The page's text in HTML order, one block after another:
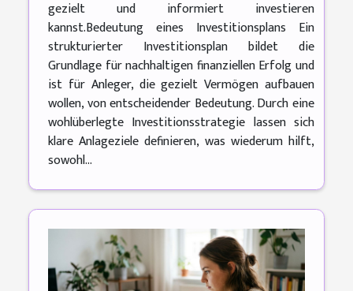
gezielt und informiert investieren
kannst.Bedeutung eines Investitionsplans Ein
strukturierter Investitionsplan bildet die
Grundlage für nachhaltigen finanziellen Erfolg und
ist für Anleger, die gezielt Vermögen aufbauen
wollen, von entscheidender Bedeutung. Durch eine
wohlüberlegte Investitionsstrategie lassen sich
klare Anlageziele definieren, was wiederum hilft,
sowohl...